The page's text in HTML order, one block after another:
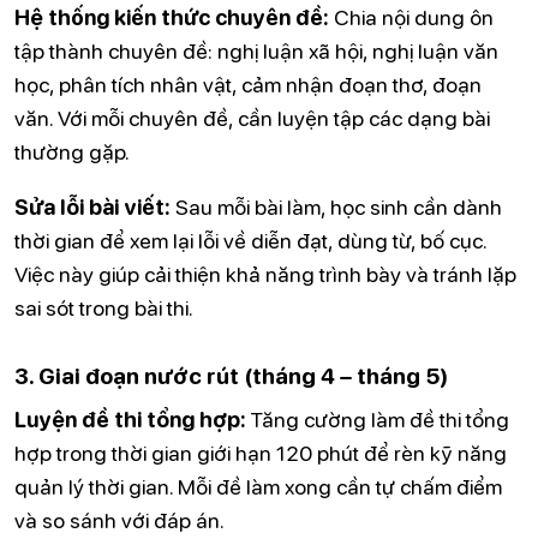
Hệ thống kiến thức chuyên đề: Chia nội dung ôn
tập thành chuyên đề: nghị luận xã hội, nghị luận văn
học, phân tích nhân vật, cảm nhận đoạn thơ, đoạn
văn. Với mỗi chuyên đề, cần luyện tập các dạng bài
thường gặp.
Sửa lỗi bài viết: Sau mỗi bài làm, học sinh cần dành
thời gian để xem lại lỗi về diễn đạt, dùng từ, bố cục.
Việc này giúp cải thiện khả năng trình bày và tránh lặp
sai sót trong bài thi.
3. Giai đoạn nước rút (tháng 4 – tháng 5)
Luyện đề thi tổng hợp: Tăng cường làm đề thi tổng
hợp trong thời gian giới hạn 120 phút để rèn kỹ năng
quản lý thời gian. Mỗi đề làm xong cần tự chấm điểm
và so sánh với đáp án.